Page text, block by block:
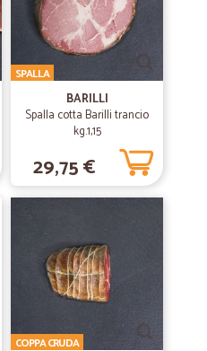
BARILLI
Spalla cotta Barilli trancio
kg.1,15
SPALLA
29,75 €
COPPA CRUDA